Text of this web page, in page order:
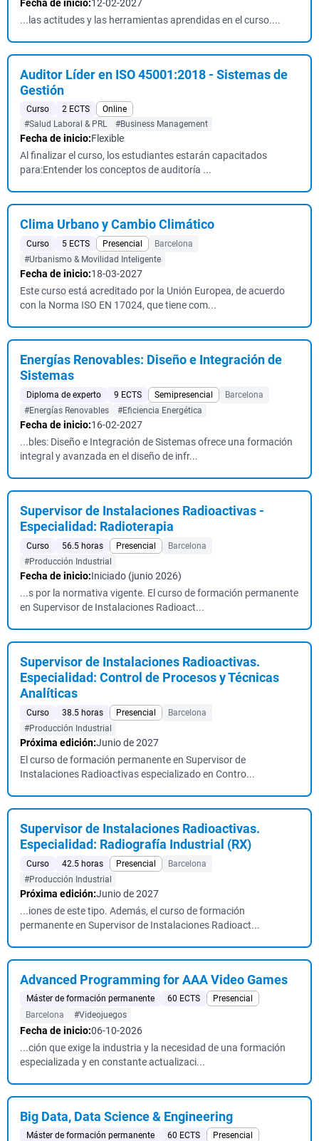
Fecha de inicio:12-02-2027
...las actitudes y las herramientas aprendidas en el curso....
Auditor Líder en ISO 45001:2018 - Sistemas de
Gestión
Curso 2 ECTS
Online
#Salud Laboral & PRL
#Business Management
Fecha de inicio:Flexible
Al finalizar el curso, los estudiantes estarán capacitados
para:Entender los conceptos de auditoría ...
Clima Urbano y Cambio Climático
Curso 5 ECTS Presencial
Barcelona
#Urbanismo & Movilidad Inteligente
Fecha de inicio:18-03-2027
Este curso está acreditado por la Unión Europea, de acuerdo
con la Norma ISO EN 17024, que tiene com...
Energías Renovables: Diseño e Integración de
Sistemas
Diploma de experto 9 ECTS Semipresencial
Barcelona
#Energías Renovables
#Eficiencia Energética
Fecha de inicio:16-02-2027
...bles: Diseño e Integración de Sistemas ofrece una formación
integral y avanzada en el diseño de infr...
Supervisor de Instalaciones Radioactivas -
Especialidad: Radioterapia
Curso 56.5 horas Presencial
Barcelona
#Producción Industrial
Fecha de inicio:Iniciado (junio 2026)
...s por la normativa vigente. El curso de formación permanente
en Supervisor de Instalaciones Radioact...
Supervisor de Instalaciones Radioactivas.
Especialidad: Control de Procesos y Técnicas
Analíticas
Curso 38.5 horas Presencial
Barcelona
#Producción Industrial
Próxima edición:Junio de 2027
El curso de formación permanente en Supervisor de
Instalaciones Radioactivas especializado en Contro...
Supervisor de Instalaciones Radioactivas.
Especialidad: Radiografía Industrial (RX)
Curso 42.5 horas Presencial
Barcelona
#Producción Industrial
Próxima edición:Junio de 2027
...iones de este tipo. Además, el curso de formación
permanente en Supervisor de Instalaciones Radioact...
Advanced Programming for AAA Video Games
Máster de formación permanente 60 ECTS
Presencial
Barcelona
#Videojuegos
Fecha de inicio:06-10-2026
...ción que exige la industria y la necesidad de una formación
especializada y en constante actualizaci...
Big Data, Data Science & Engineering
Máster de formación permanente 60 ECTS
Presencial